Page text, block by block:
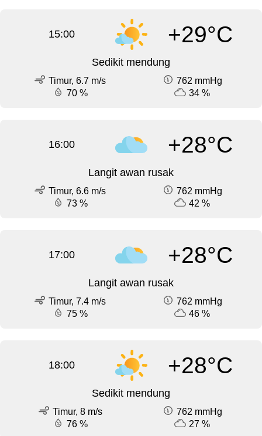
15:00 +29°C
Sedikit mendung
Timur, 6.7 m/s
762 mmHg
70 %
34 %
16:00 +28°C
Langit awan rusak
Timur, 6.6 m/s
762 mmHg
73 %
42 %
17:00 +28°C
Langit awan rusak
Timur, 7.4 m/s
762 mmHg
75 %
46 %
18:00 +28°C
Sedikit mendung
Timur, 8 m/s
762 mmHg
76 %
27 %